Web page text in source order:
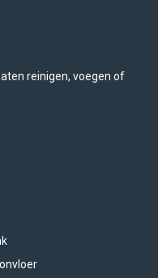
reinigen, voegen of